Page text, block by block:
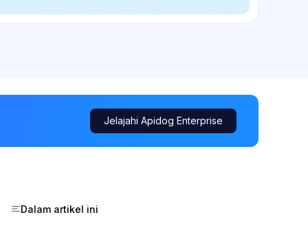
Jelajahi Apidog Enterprise
Dalam artikel ini